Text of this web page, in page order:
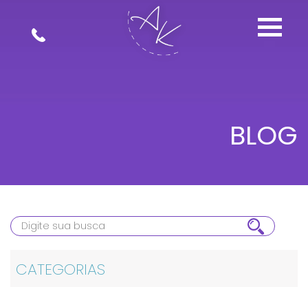
BLOG
CATEGORIAS